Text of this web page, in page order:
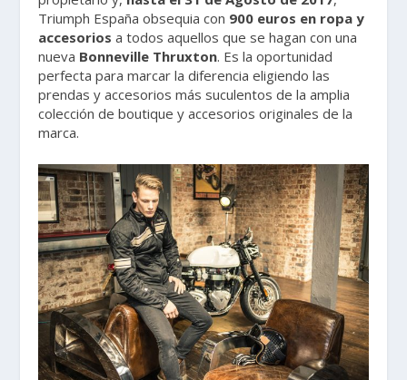
Triumph España obsequia con 900 euros en ropa y
accesorios a todos aquellos que se hagan con una
nueva Bonneville Thruxton. Es la oportunidad
perfecta para marcar la diferencia eligiendo las
prendas y accesorios más suculentos de la amplia
colección de boutique y accesorios originales de la
marca.